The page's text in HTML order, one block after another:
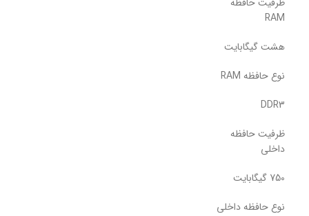
RAM
هشت گیگابایت
نوع حافظه RAM
DDR3
ظرفیت حافظه
داخلی
750 گیگابایت
نوع حافظه داخلی